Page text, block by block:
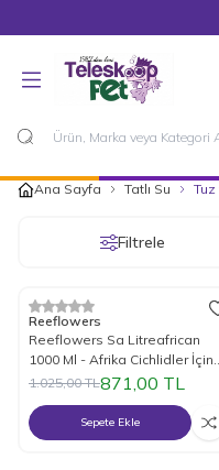
Ana Sayfa Tatlı Su
Filtrele
%15İndirim
Reeflowers
Reeflowers Sa Litreafrican
1000 Ml - Afrika Cichlidler İçin
Tuz Mineral
1.025,00TL871,00 TL
Sepete Ekle